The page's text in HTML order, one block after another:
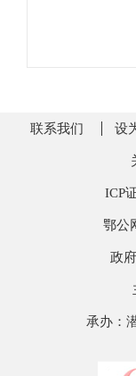
联系我们 设
ICP
鄂公
政
承办：